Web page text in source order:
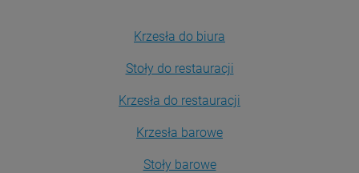
Krzesła do biura
Stoły do restauracji
Krzesła do restauracji
Krzesła barowe
Stoły barowe